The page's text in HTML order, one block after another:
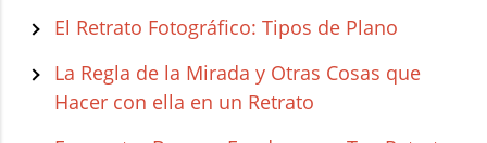
El Retrato Fotográfico: Tipos de Plano
La Regla de la Mirada y Otras Cosas que
Hacer con ella en un Retrato